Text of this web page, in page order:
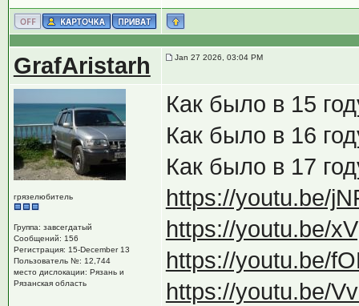
GrafAristarh Jan 27 2026, 03:04 PM
грязелюбитель
Группа: завсегдатый
Сообщений: 156
Регистрация: 15-December 13
Пользователь №: 12,744
место дислокации: Рязань и
Рязанская область
Как было в 15
Как было в 16
Как было в 17
https://youtu.be/
https://youtu.be/
https://youtu.be/
https://youtu.be/